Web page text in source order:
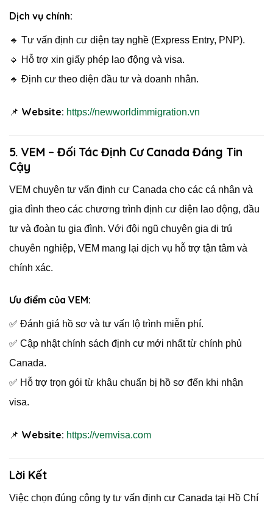
Dịch vụ chính:
🔹 Tư vấn định cư diện tay nghề (Express Entry, PNP).
🔹 Hỗ trợ xin giấy phép lao động và visa.
🔹 Định cư theo diện đầu tư và doanh nhân.
📌 Website: https://newworldimmigration.vn
5. VEM – Đối Tác Định Cư Canada Đáng Tin
Cậy
VEM chuyên tư vấn định cư Canada cho các cá nhân và
gia đình theo các chương trình định cư diện lao động, đầu
tư và đoàn tụ gia đình. Với đội ngũ chuyên gia di trú
chuyên nghiệp, VEM mang lại dịch vụ hỗ trợ tận tâm và
chính xác.
Ưu điểm của VEM:
✅ Đánh giá hồ sơ và tư vấn lộ trình miễn phí.
✅ Cập nhật chính sách định cư mới nhất từ chính phủ
Canada.
✅ Hỗ trợ trọn gói từ khâu chuẩn bị hồ sơ đến khi nhận
visa.
📌 Website: https://vemvisa.com
Lời Kết
Việc chọn đúng công ty tư vấn định cư Canada tại Hồ Chí